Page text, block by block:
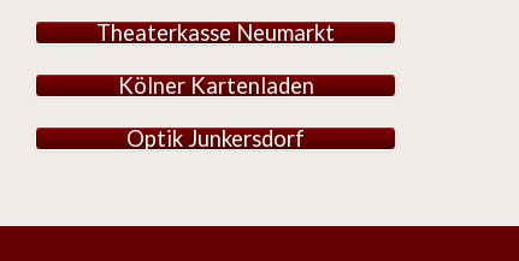
Theaterkasse Neumarkt
Kölner Kartenladen
Optik Junkersdorf